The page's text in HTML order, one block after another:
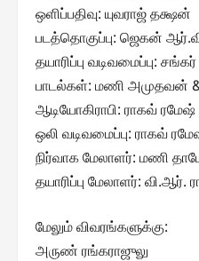
ஒளிப்பதிவு: யுவராஜ் தக்ஷன்
படத்தொகுப்பு: ஜெகன்
தயாரிப்பு வடிவமைப்பு: சங்கர்
பாடல்கள்: மணி அமுதவன் &
ஆடியோகிராபி: ராகவ் ரமேஷ்
ஒலி வடிவமைப்பு: ராகவ்
நிர்வாக மேலாளர்: மணி
தயாரிப்பு மேலாளர்: வி.ஆர்.
மேலும் விவரங்களுக்கு:
அருண் ரங்கராஜுலு